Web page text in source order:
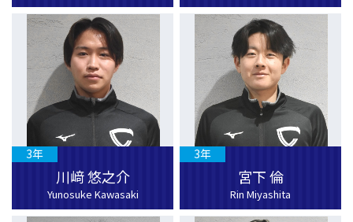
川﨑 悠之介
Yunosuke Kawasaki
3年
宮下 倫
Rin Miyashita
3年